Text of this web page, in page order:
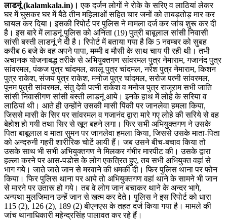
लाडनूं (kalamkala.in)। एक दर्जन लोगों ने रोके के सरिए व लाठियां लेकर
घर में घुसकर घर में बैठे तीन महिलाओं सहित चार जनों को ताबड़तोड़ मार कर
घायल कर दिया। इसकी रिपोर्ट पर पुलिस ने मामला दर्ज कर जांच शुरू कर दी
है। इस बारे में लाडनूं पुलिस को अनिता (19) पुत्री बाबूलाल सांसी निवासी
सांसी बस्ती लाडनूं ने दी है। रिपोर्ट में बताया गया है कि 5 नवम्बर को सुबह
करीब 6 बजे के वह अपने पापा, मम्मी व मौसी के साथ चाय पी रही थी। तभी
अचानक योजनाबद्ध तरीके से अभियुक्तगण सांवरमल पुत्र नेमाराम, गजानंद पुत्र
सांवरमल, पंकज पुत्र चांदमल, कालू पुत्र चांदमल, नरेश पुत्र नेमाराम, किशन
पुत्र राकेश, संजय पुत्र राकेश, मनोज पुत्र चांदमल, सरोज पत्नी सांवरमल,
पूनम पुत्री सांवरमल, संतु देवी पत्नी राकेश व मनोज पुत्र राजूराम सभी जाति
सांसी निवासीगण सांसी बस्ती लाडनूं आये। इनके हाथ में लोहे के सरिया व
लाठियां थी। आते ही उन्होंने उसकी मासी पिंकी पर जानलेवा हमला किया,
जिससे मासी के सिर पर सांवरमल व गजानंद द्वारा मारे गए लोहे की सरिये से वह
बेहोश हो गयी तथा सिर से खून बहने लगा। फिर सभी अभियुक्तगण ने उसके
पिता बाबूलाल व माता सुमन पर जानलेवा हमला किया, जिससे उसके माता-पिता
को अन्दरुनी गहरी शारीरिक चोटें आयी हैं। जब उसने बीच-बचाव किया तो
उसके साथ भी सभी अभियुक्तगण ने मिलकर गंभीर मारपीट की।‌ उसके द्वारा
हल्ला करने पर आस-पडोस के लोग एकत्रित हुए, तब सभी अभियुक्त वहां से
भाग गये। जाते जाते जान से मरवाने की धमकी दी। फिर पुलिस थाना पर फोन
किया। फिर पुलिस थाना पर आये तो अभियुक्तगण वहां थाने के सामने भी जान
से मारने पर उतारू हो गये। तब वे लोग जान बचाकर थाने के अन्दर भागे,
अन्यथा मुलजिमान उन्हें जान से खत्म कर देते। पुलिस ने इस रिपोर्ट को धारा
115 (2), 126 (2), 189 (2) बीएनएस के तहत दर्ज किया गया है। मामले की
जांच थानाधिकारी महेन्द्रसिंह पालावत कर रहे हैं।